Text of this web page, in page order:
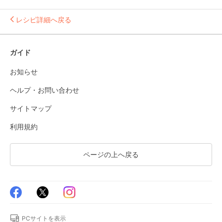
レシピ詳細へ戻る
ガイド
お知らせ
ヘルプ・お問い合わせ
サイトマップ
利用規約
ページの上へ戻る
PCサイトを表示